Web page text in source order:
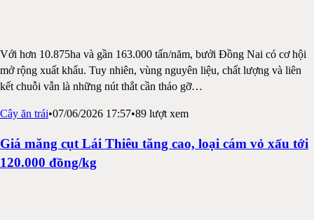
Với hơn 10.875ha và gần 163.000 tấn/năm, bưởi Đồng Nai có cơ hội
mở rộng xuất khẩu. Tuy nhiên, vùng nguyên liệu, chất lượng và liên
kết chuỗi vẫn là những nút thắt cần tháo gỡ…
Cây ăn trái•07/06/2026 17:57•89 lượt xem
Giá măng cụt Lái Thiêu tăng cao, loại cám vỏ xấu tới
120.000 đồng/kg